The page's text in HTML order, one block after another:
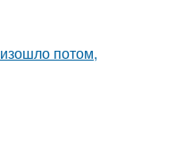
потом,